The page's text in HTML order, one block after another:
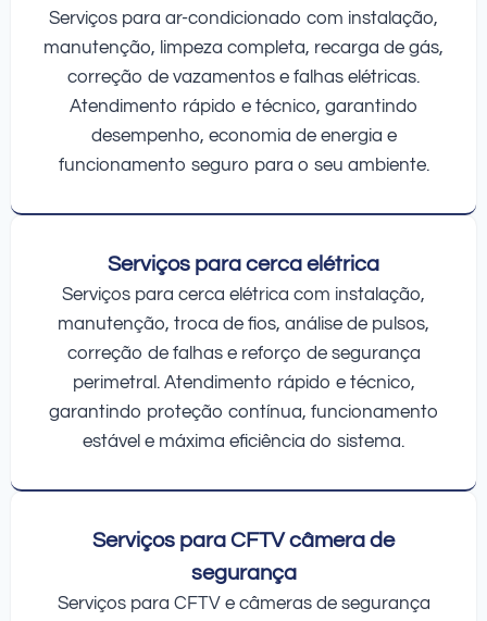
Serviços para ar-condicionado com instalação,
manutenção, limpeza completa, recarga de gás,
correção de vazamentos e falhas elétricas.
Atendimento rápido e técnico, garantindo
desempenho, economia de energia e
funcionamento seguro para o seu ambiente.
Serviços para cerca elétrica
Serviços para cerca elétrica com instalação,
manutenção, troca de fios, análise de pulsos,
correção de falhas e reforço de segurança
perimetral. Atendimento rápido e técnico,
garantindo proteção contínua, funcionamento
estável e máxima eficiência do sistema.
Serviços para CFTV câmera de
segurança
Serviços para CFTV e câmeras de segurança